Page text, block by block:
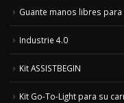
Guante manos libres para
Industrie 4.0
Kit ASSISTBEGIN
Kit Go-To-Light para su